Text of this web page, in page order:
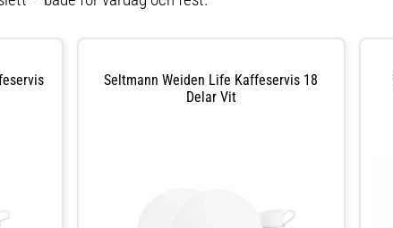
Seltmann Weiden Life Kaffeservis 18
Delar Vit